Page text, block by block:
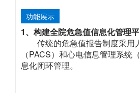
功能展示
1、构建全院危急值信息化管理
传统的危急值报告制度采
（PACS）和心电信息管理系
息化闭环管理。